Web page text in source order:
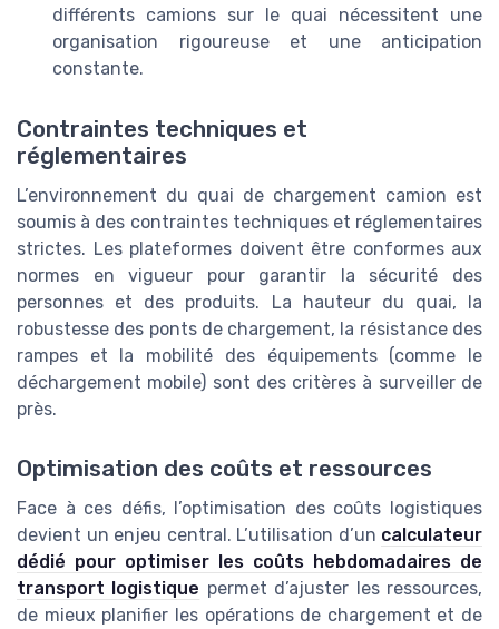
différents camions sur le quai nécessitent une
organisation rigoureuse et une anticipation
constante.
Contraintes techniques et
réglementaires
L’environnement du quai de chargement camion est
soumis à des contraintes techniques et réglementaires
strictes. Les plateformes doivent être conformes aux
normes en vigueur pour garantir la sécurité des
personnes et des produits. La hauteur du quai, la
robustesse des ponts de chargement, la résistance des
rampes et la mobilité des équipements (comme le
déchargement mobile) sont des critères à surveiller de
près.
Optimisation des coûts et ressources
Face à ces défis, l’optimisation des coûts logistiques
devient un enjeu central. L’utilisation d’un calculateur
dédié pour optimiser les coûts hebdomadaires de
transport logistique permet d’ajuster les ressources,
de mieux planifier les opérations de chargement et de